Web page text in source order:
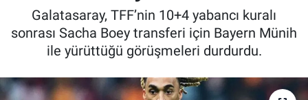
Galatasaray, TFF’nin 10+4 yabancı kuralı
sonrası Sacha Boey transferi için Bayern Münih
ile yürüttüğü görüşmeleri durdurdu.
1461 TRABZON
FUTBOL
ALT LIGLER
Haber Arşivi